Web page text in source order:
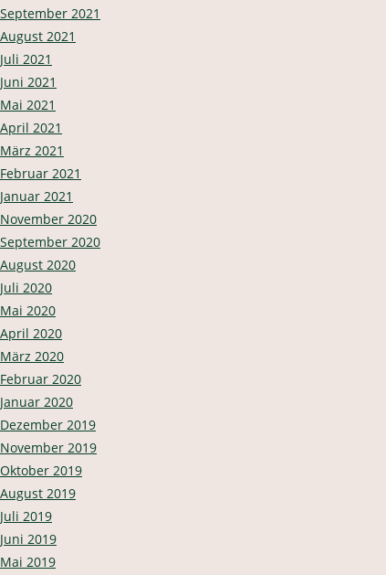
September 2021
August 2021
Juli 2021
Juni 2021
Mai 2021
April 2021
März 2021
Februar 2021
Januar 2021
November 2020
September 2020
August 2020
Juli 2020
Mai 2020
April 2020
März 2020
Februar 2020
Januar 2020
Dezember 2019
November 2019
Oktober 2019
August 2019
Juli 2019
Juni 2019
Mai 2019